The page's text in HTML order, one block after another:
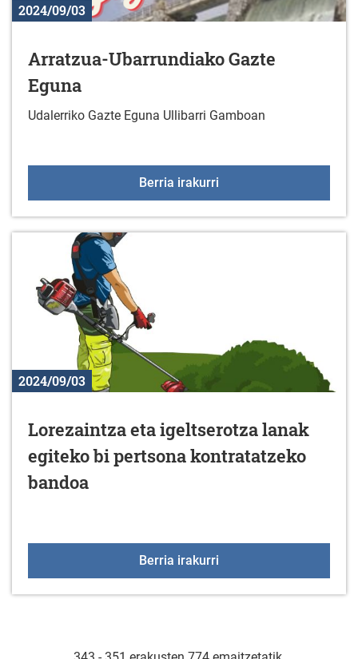
2024/09/03
Arratzua-Ubarrundiako Gazte
Eguna
Udalerriko Gazte Eguna Ullibarri Gamboan
Berria irakurri
2024/09/03
Lorezaintza eta igeltserotza lanak
egiteko bi pertsona kontratatzeko
bandoa
Berria irakurri